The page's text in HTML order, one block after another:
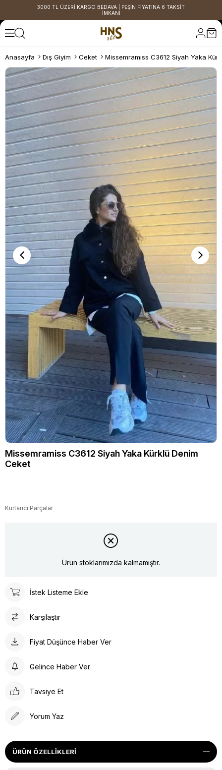
3000 TL ÜZERİ KARGO BEDAVA | PEŞİN FİYATINA 6 TAKSİT
İMKANI
Anasayfa Dış Giyim Ceket Missemramiss C3612 Siyah Yaka
Missemramiss C3612 Siyah Yaka Kürklü Denim
Ceket
Kurtarıcı Parçalar
Ürün stoklarımızda kalmamıştır.
İstek Listeme Ekle
Karşılaştır
Fiyat Düşünce Haber Ver
Gelince Haber Ver
Tavsiye Et
Yorum Yaz
ÜRÜN ÖZELLIKLERI